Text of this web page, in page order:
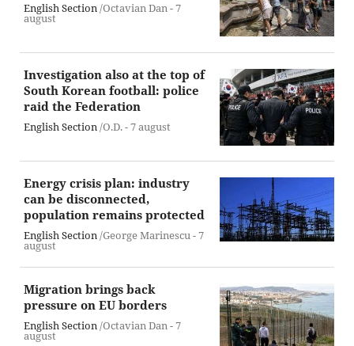
English Section/Octavian Dan -7
august
Investigation also at the top of
South Korean football: police
raid the Federation
English Section/O.D. -7 august
Energy crisis plan: industry
can be disconnected,
population remains protected
English Section/George Marinescu -7
august
Migration brings back
pressure on EU borders
English Section/Octavian Dan -7
august